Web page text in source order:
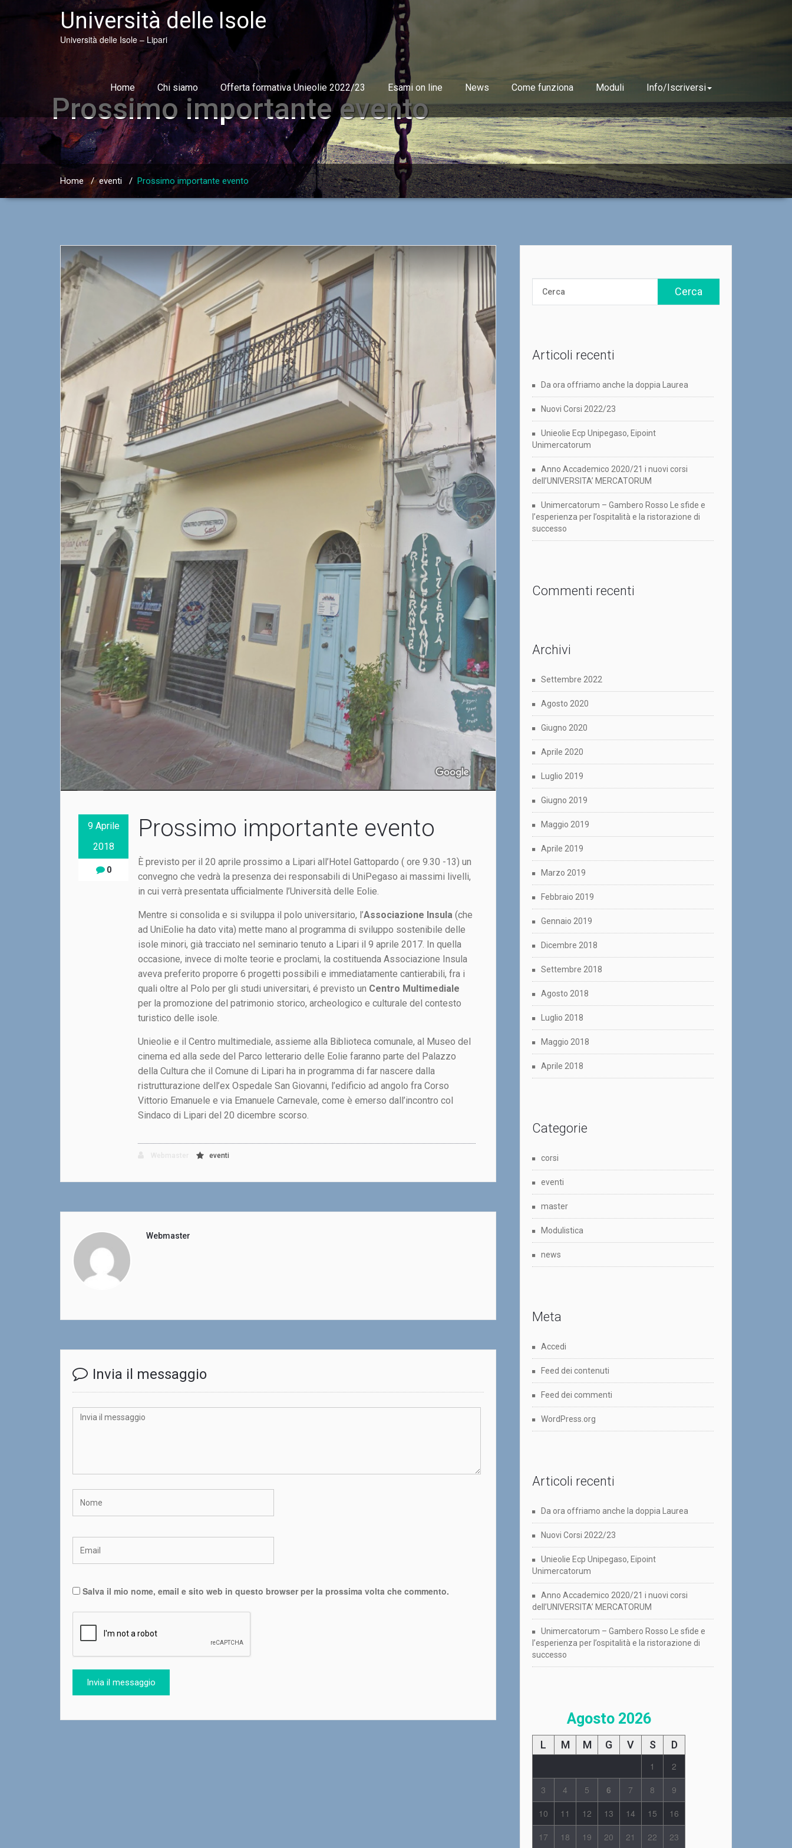
Università delle Isole
Università delle Isole – Lipari
Home Chi siamo Offerta formativa Unieolie 2022/23 Esami on line News Come funziona Moduli Info/Iscriversi
Prossimo importante evento
Home/eventi / Prossimo importante evento
9 Aprile
2018
0
Prossimo importante evento
È previsto per il 20 aprile prossimo a Lipari all’Hotel Gattopardo ( ore 9.30 -13) un
convegno che vedrà la presenza dei responsabili di UniPegaso ai massimi livelli,
in cui verrà presentata ufficialmente l’Università delle Eolie.
Mentre si consolida e si sviluppa il polo universitario, l’Associazione Insula(che
ad UniEolie ha dato vita) mette mano al programma di sviluppo sostenibile delle
isole minori, già tracciato nel seminario tenuto a Lipari il 9 aprile 2017. In quella
occasione, invece di molte teorie e proclami, la costituenda Associazione Insula
aveva preferito proporre 6 progetti possibili e immediatamente cantierabili, fra i
quali oltre al Polo per gli studi universitari, é previsto un Centro Multimediale
per la promozione del patrimonio storico, archeologico e culturale del contesto
turistico delle isole.
Unieolie e il Centro multimediale, assieme alla Biblioteca comunale, al Museo del
cinema ed alla sede del Parco letterario delle Eolie faranno parte del Palazzo
della Cultura che il Comune di Lipari ha in programma di far nascere dalla
ristrutturazione dell’ex Ospedale San Giovanni, l’edificio ad angolo fra Corso
Vittorio Emanuele e via Emanuele Carnevale, come è emerso dall’incontro col
Sindaco di Lipari del 20 dicembre scorso.
eventi
Webmaster
Invia il messaggio
Salva il mio nome, email e sito web in questo browser per la prossima volta che commento.
Articoli recenti
Da ora offriamo anche la doppia Laurea
Nuovi Corsi 2022/23
Unieolie Ecp Unipegaso, Eipoint
Unimercatorum
Anno Accademico 2020/21 i nuovi corsi
dell’UNIVERSITA’ MERCATORUM
Unimercatorum – Gambero Rosso Le sfide e
l’esperienza per l’ospitalità e la ristorazione di
successo
Commenti recenti
Archivi
Settembre 2022
Agosto 2020
Giugno 2020
Aprile 2020
Luglio 2019
Giugno 2019
Maggio 2019
Aprile 2019
Marzo 2019
Febbraio 2019
Gennaio 2019
Dicembre 2018
Settembre 2018
Agosto 2018
Luglio 2018
Maggio 2018
Aprile 2018
Categorie
corsi
eventi
master
Modulistica
news
Meta
Accedi
Feed dei contenuti
Feed dei commenti
WordPress.org
Articoli recenti
Da ora offriamo anche la doppia Laurea
Nuovi Corsi 2022/23
Unieolie Ecp Unipegaso, Eipoint
Unimercatorum
Anno Accademico 2020/21 i nuovi corsi
dell’UNIVERSITA’ MERCATORUM
Unimercatorum – Gambero Rosso Le sfide e
l’esperienza per l’ospitalità e la ristorazione di
successo
Agosto 2026
L M M G V S D
1
2
3
4 5 6 7 8
9
10
11 12 13 14 15
16
17
18 19 20 21 22 23